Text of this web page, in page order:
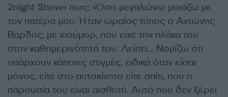
2night Show» πως: «Όσο μεγαλώνω μοιάζω με
τον πατέρα μου. Ήταν ωραίος τύπος ο Αντώνης
Βαρδής, με χιούμορ, που είχε την πλάκα του
στην καθημερινότητά του. Λείπει… Νομίζω ότι
υπάρχουν κάποιες στιγμές, ειδικά όταν είσαι
μόνος, είτε στο αυτοκίνητο είτε σπίτι, που η
παρουσία του είναι αισθητή. Αυτό που δεν ξέρει